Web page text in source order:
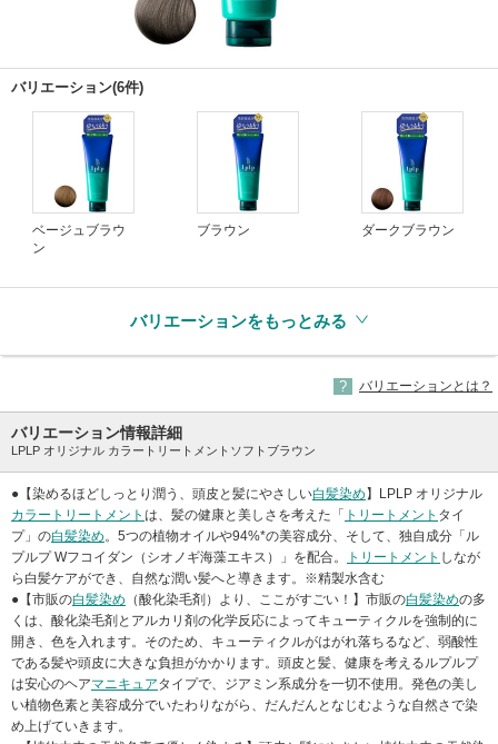
バリエーション(6件)
ベージュブラウ
ン
ブラウン ダークブラウン
バリエーションをもっとみる
バリエーションとは？
バリエーション情報詳細
LPLP オリジナル カラートリートメントソフトブラウン
●【染めるほどしっとり潤う、頭皮と髪にやさしい白髪染め 】LPLP オリジナル
カラートリートメント は、髪の健康と美しさを考えた「 トリートメント タイ
プ」の白髪染め。5つの植物オイルや94%*の美容成分、そして、独自成分「ル
プルプ Wフコイダン（シオノギ海藻エキス）」を配合。
トリートメント しなが
ら白髪ケアができ、自然な潤い髪へと導きます。※精製水含む
●【市販の白髪染め （酸化染毛剤）より、ここがすごい！】市販の白髪染めの多
くは、酸化染毛剤とアルカリ剤の化学反応によってキューティクルを強制的に
開き、色を入れます。そのため、キューティクルがはがれ落ちるなど、弱酸性
である髪や頭皮に大きな負担がかかります。頭皮と髪、健康を考えるルプルプ
は安心のヘアマニキュアタイプで、ジアミン系成分を一切不使用。発色の美し
い植物色素と美容成分でいたわりながら、だんだんとなじむような自然さで染
め上げていきます。